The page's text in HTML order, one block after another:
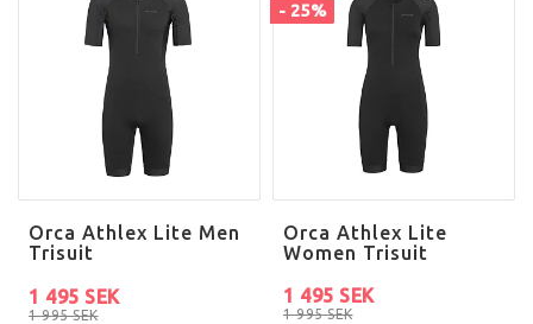
Orca Athlex Lite Men
Trisuit
1 995 SEK
1 495 SEK
- 25%
Orca Athlex Lite
Women Trisuit
1 995 SEK
1 495 SEK